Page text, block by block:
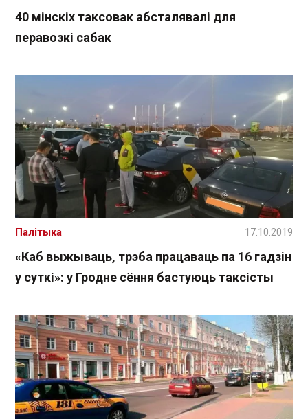
40 мінскіх таксовак абсталявалі для
перавозкі сабак
«Каб выжываць, трэба працаваць па 16 гадзін
у суткі»: у Гродне сёння бастуюць таксісты
Палітыка 17.10.2019